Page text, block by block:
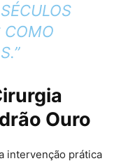
COMO
Ouro
intervenção prática